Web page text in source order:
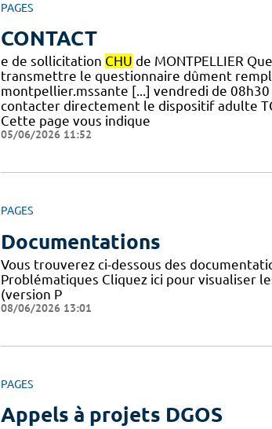
PAGES
CONTACT
e de sollicitation CHU de MONTPELLIER
transmettre le questionnaire dûment
montpellier.mssante [...] vendredi de 08h30
contacter directement le dispositif adulte
Cette page vous indique
05/06/2026 11:52
PAGES
Documentations
Vous trouverez ci-dessous des
Problématiques Cliquez ici pour visualiser
(version P
08/06/2026 13:01
PAGES
Appels à projets DGOS